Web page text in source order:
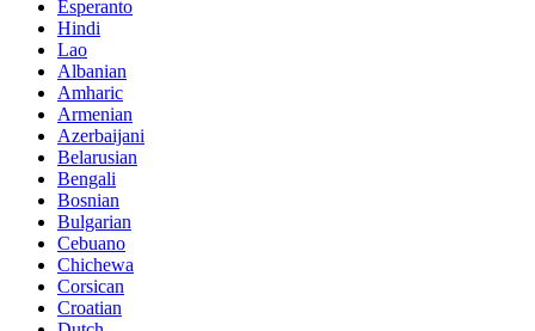
Esperanto
Hindi
Lao
Albanian
Amharic
Armenian
Azerbaijani
Belarusian
Bengali
Bosnian
Bulgarian
Cebuano
Chichewa
Corsican
Croatian